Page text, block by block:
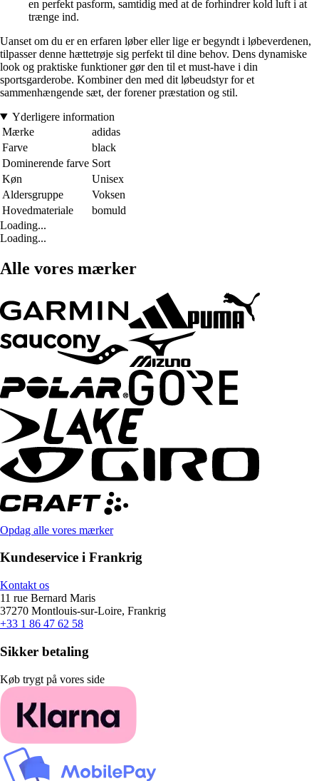
en perfekt pasform, samtidig med at de forhindrer kold luft i at
trænge ind.
Uanset om du er en erfaren løber eller lige er begyndt i løbeverdenen,
tilpasser denne hættetrøje sig perfekt til dine behov. Dens dynamiske
look og praktiske funktioner gør den til et must-have i din
sportsgarderobe. Kombiner den med dit løbeudstyr for et
sammenhængende sæt, der forener præstation og stil.
Yderligere information
Mærke
adidas
Farve
black
Dominerende farve Sort
Køn
Unisex
Aldersgruppe
Voksen
Hovedmateriale
bomuld
Loading...
Loading...
Alle vores mærker
Opdag alle vores mærker
Kundeservice i Frankrig
Kontakt os
11 rue Bernard Maris
37270 Montlouis-sur-Loire, Frankrig
+33 1 86 47 62 58
Sikker betaling
Køb trygt på vores side